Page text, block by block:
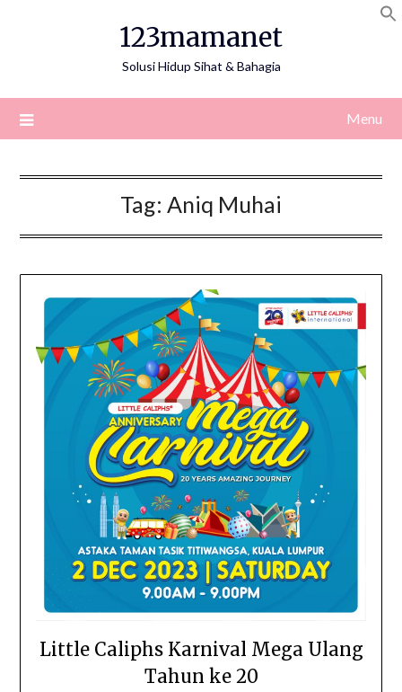
123mamanet
Solusi Hidup Sihat & Bahagia
Menu
Tag: Aniq Muhai
Little Caliphs Karnival Mega Ulang
Tahun ke 20